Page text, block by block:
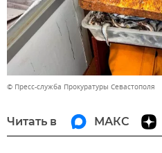
© Пресс-служба Прокуратуры Севастополя
Читать в МАКС